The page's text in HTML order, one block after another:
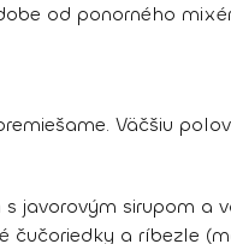
od ponorného
Väčšiu
s javorovým sirupom
a ríbezle